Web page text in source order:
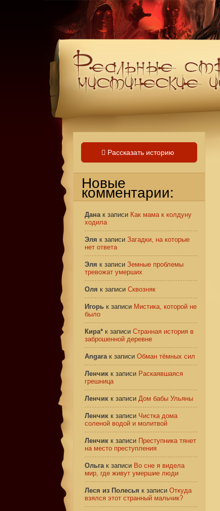
Рассказать историю
Новые
комментарии:
Данак записи Как мама к колдуну
ходила
Эля к записи Загадки, на которые
нет ответа
Эля к записи Земные проблемы
тревожат умерших
Оля к записи Сквозняк
Игорь к записи Мистика, которой не
было
Кира* к записи Странная история в
заброшенной деревне
Angaraк записи Обман тёмных сил
Ленчик к записи Раскаявшаяся
грешница
Ленчик к записи Дом бабы Ульяны
Ленчик к записи Чистка дома
соленой водой и молитвой
Ленчик к записи Преступника тянет
на место преступления
Ольгак записи Во сне я видела
мир, где живут умершие люди
Леся из Полесья к записи Откуда
взялся этот странный мальчик?